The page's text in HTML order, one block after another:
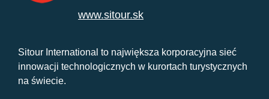
www.sitour.sk
Sitour International to największa korporacyjna sieć
innowacji technologicznych w kurortach turystycznych
na świecie.